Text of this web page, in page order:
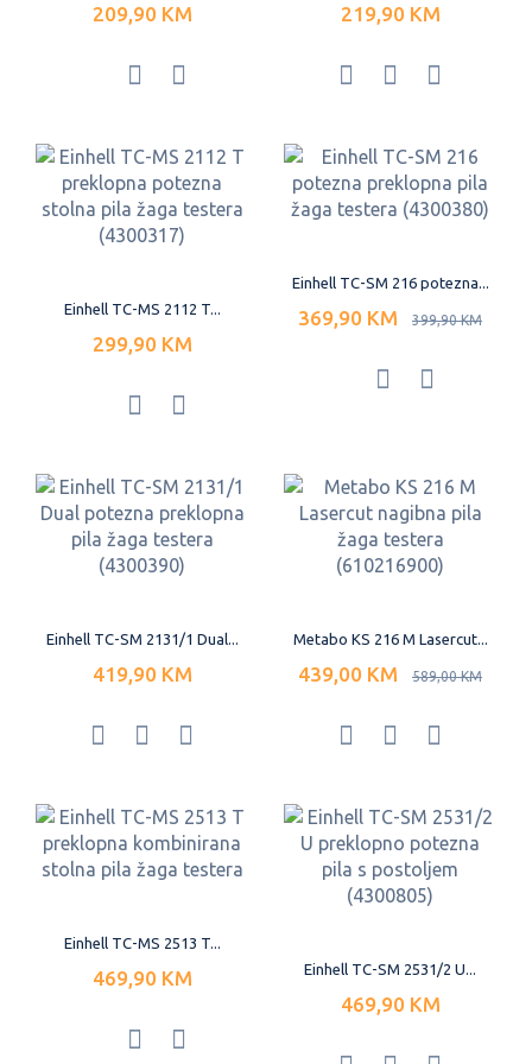
209,90 KM 219,90 KM
Einhell TC-MS 2112 T...
299,90 KM
Einhell TC-SM 216 potezna...
369,90 KM 399,90 KM
Einhell TC-SM 2131/1 Dual...
419,90 KM
Metabo KS 216 M Lasercut...
439,00 KM 589,00 KM
Einhell TC-MS 2513 T...
469,90 KM Einhell TC-SM 2531/2 U...
469,90 KM